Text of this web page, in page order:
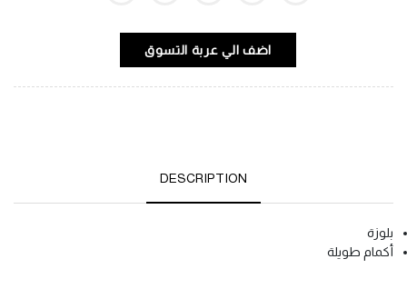
اضف الي عربة التسوق
DESCRIPTION
بلوزة
أكمام طويلة